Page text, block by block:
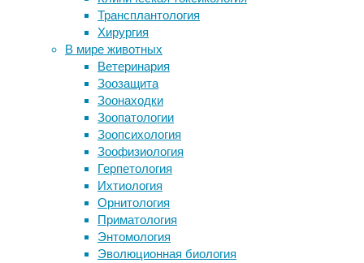
Трансплантология
Хирургия
В мире животных
Ветеринария
Зоозащита
Зоонаходки
Зоопатологии
Зоопсихология
Зоофизиология
Герпетология
Ихтиология
Орнитология
Приматология
Энтомология
Эволюционная биология
нейрофизиология,
циркадные
ритмы
Сон
до
сих
пор
остается
одним
из
самых
малоизученных
процессов
Отъевшиеся золотые рыбки
угрожают канадским экосистемам
Ослабление магнитного поля
планеты посчитали причиной первого
взрыва биоразнообразия на Земле
Дикие лошади и ослы оказались
способны копать колодцы до двух
метров глубиной
Следите за новостями